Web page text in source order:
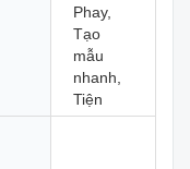
Phay,
Tạo
mẫu
nhanh,
Tiện